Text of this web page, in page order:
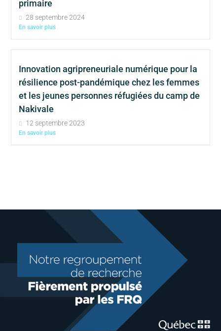
primaire
28 septembre 2024
En savoir plus
Innovation agripreneuriale numérique pour la
résilience post-pandémique chez les femmes
et les jeunes personnes réfugiées du camp de
Nakivale
12 septembre 2023
En savoir plus